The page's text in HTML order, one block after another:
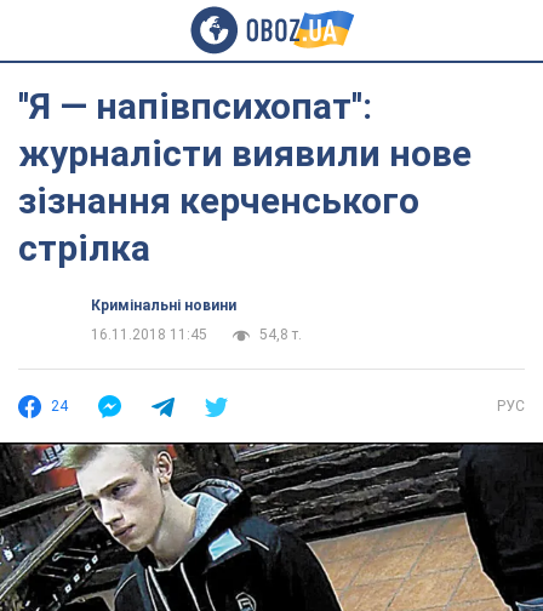
''Я — напівпсихопат'':
журналісти виявили нове
зізнання керченського
стрілка
Кримінальні новини
16.11.2018 11:45
54,8 т.
24 РУС